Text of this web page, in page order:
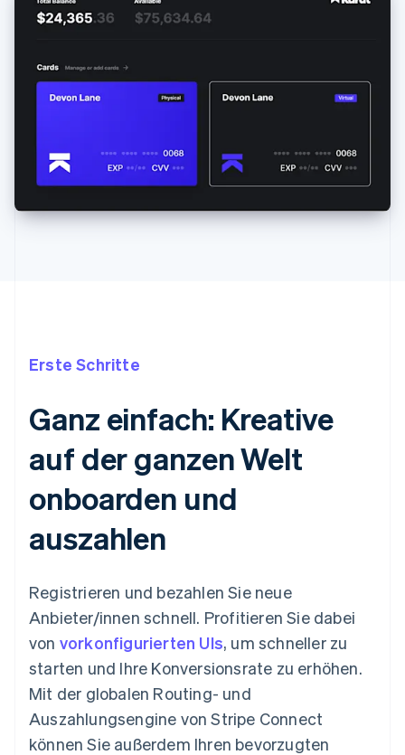
Erste Schritte
Ganz einfach: Kreative
auf der ganzen Welt
onboarden und
auszahlen
Registrieren und bezahlen Sie neue
Anbieter/innen schnell. Profitieren Sie dabei
von vorkonfigurierten UIs, um schneller zu
starten und Ihre Konversionsrate zu erhöhen.
Mit der globalen Routing- und
Auszahlungsengine von Stripe Connect
können Sie außerdem Ihren bevorzugten